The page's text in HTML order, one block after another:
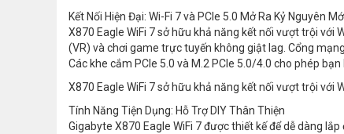
Kết Nối Hiện Đại: Wi-Fi 7 và PCIe 5.0 Mở Ra Kỷ Nguyên
X870 Eagle WiFi 7 sở hữu khả năng kết nối vượt trội với
(VR) và chơi game trực tuyến không giật lag. Cổng
Các khe cắm PCIe 5.0 và M.2 PCIe 5.0/4.0 cho phép
X870 Eagle WiFi 7 sở hữu khả năng kết nối vượt trội với
Tính Năng Tiện Dụng: Hỗ Trợ DIY Thân Thiện
Gigabyte X870 Eagle WiFi 7 được thiết kế để dễ dàng